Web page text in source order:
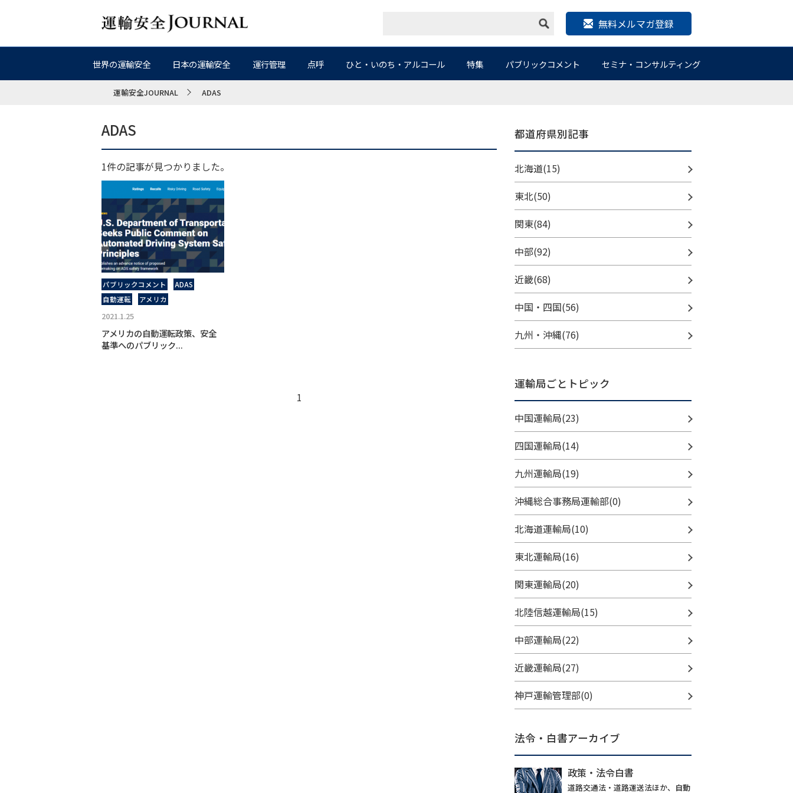
無料メルマガ登録
世界の運輸安全 日本の運輸安全 運行管理 点呼 ひと・いのち・アルコール 特集 パブリックコメント セミナ・コンサルティング
運輸安全JOURNAL ADAS
ADAS
1件の記事が見つかりました。
パブリックコメント
ADAS
自動運転
アメリカ
2021.1.25
アメリカの自動運転政策、安全
基準へのパブリック...
1
都道府県別記事
北海道(15)
東北(50)
関東(84)
中部(92)
近畿(68)
中国・四国(56)
九州・沖縄(76)
運輸局ごとトピック
中国運輸局(23)
四国運輸局(14)
九州運輸局(19)
沖縄総合事務局運輸部(0)
北海道運輸局(10)
東北運輸局(16)
関東運輸局(20)
北陸信越運輸局(15)
中部運輸局(22)
近畿運輸局(27)
神戸運輸管理部(0)
法令・白書アーカイブ
政策・法令白書
道路交通法・道路運送法ほか、自動